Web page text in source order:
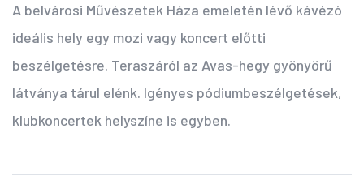
A belvárosi Művészetek Háza emeletén lévő kávézó
ideális hely egy mozi vagy koncert előtti
beszélgetésre. Teraszáról az Avas-hegy gyönyörű
látványa tárul elénk. Igényes pódiumbeszélgetések,
klubkoncertek helyszíne is egyben.